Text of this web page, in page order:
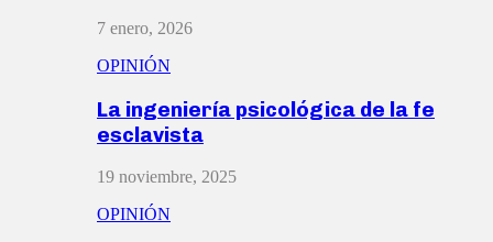
7 enero, 2026
OPINIÓN
La ingeniería psicológica de la fe
esclavista
19 noviembre, 2025
OPINIÓN